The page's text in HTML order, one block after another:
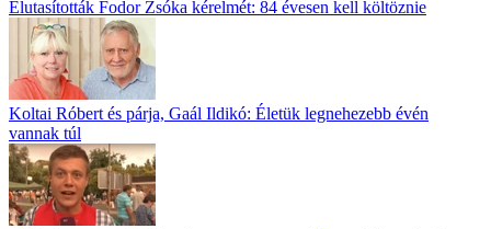
Elutasították Fodor Zsóka kérelmét: 84 évesen kell költöznie
Koltai Róbert és párja, Gaál Ildikó: Életük legnehezebb évén
vannak túl